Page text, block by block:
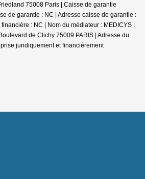
75008 Paris | Caisse de garantie
de garantie : NC | Adresse caisse de garantie :
: NC | Nom du médiateur : MEDICYS |
de Clichy 75009 PARIS | Adresse du
juridiquement et financièrement